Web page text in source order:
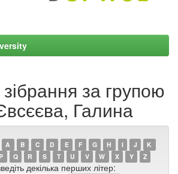
за групою
Галина
A B C D E F G H I J
K
P Q R S T U V W X Y Z
декілька перших літер: